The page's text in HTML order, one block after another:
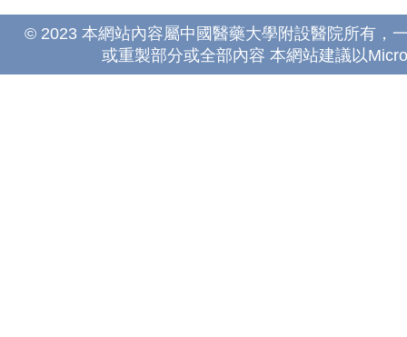
© 2023 本網站內容屬中國醫藥大學附設醫院所有，
或重製部分或全部內容 本網站建議以